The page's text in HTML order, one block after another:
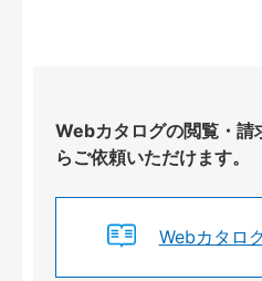
Webカタログの閲覧・請
らご依頼いただけます。
Webカタロ